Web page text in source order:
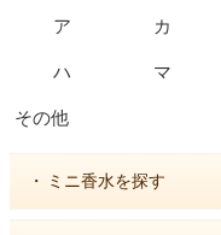
ア カ
ハ マ
その他
・ ミニ香水を探す